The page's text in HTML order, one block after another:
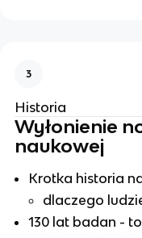
3
Historia
Wyłonienie
naukowej
Krotka historia
dlaczego
130 lat badan -